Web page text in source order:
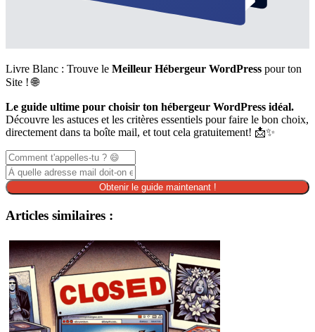
Livre Blanc : Trouve le Meilleur Hébergeur WordPress pour ton
Site ! 🌐
Le guide ultime pour choisir ton hébergeur WordPress idéal.
Découvre les astuces et les critères essentiels pour faire le bon choix,
directement dans ta boîte mail, et tout cela gratuitement! 📩✨
Obtenir le guide maintenant !
Articles similaires :